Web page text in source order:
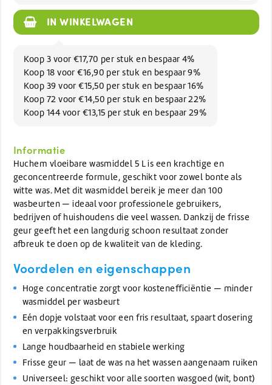
IN WINKELWAGEN
Koop 3 voor €17,70 per stuk en bespaar 4%
Koop 18 voor €16,90 per stuk en bespaar 9%
Koop 39 voor €15,50 per stuk en bespaar 16%
Koop 72 voor €14,50 per stuk en bespaar 22%
Koop 144 voor €13,15 per stuk en bespaar 29%
Informatie
Huchem vloeibare wasmiddel 5 L is een krachtige en
geconcentreerde formule, geschikt voor zowel bonte als
witte was. Met dit wasmiddel bereik je meer dan 100
wasbeurten — ideaal voor professionele gebruikers,
bedrijven of huishoudens die veel wassen. Dankzij de frisse
geur geeft het een langdurig schoon resultaat zonder
afbreuk te doen op de kwaliteit van de kleding.
Voordelen en eigenschappen
Hoge concentratie zorgt voor kostenefficiëntie — minder
wasmiddel per wasbeurt
Eén dopje volstaat voor een fris resultaat, spaart dosering
en verpakkingsverbruik
Lange houdbaarheid en stabiele werking
Frisse geur — laat de was na het wassen aangenaam ruiken
Universeel: geschikt voor alle soorten wasgoed (wit, bont)